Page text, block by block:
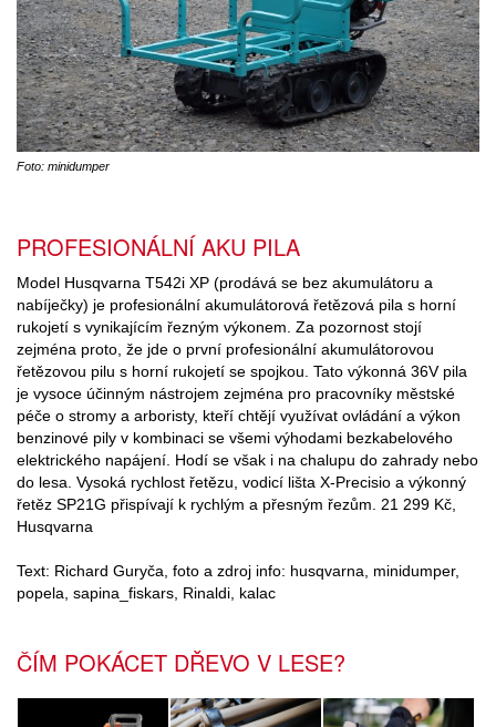
Foto: minidumper
PROFESIONÁLNÍ AKU PILA
Model Husqvarna T542i XP (prodává se bez akumulátoru a
nabíječky) je profesionální akumulátorová řetězová pila s horní
rukojetí s vynikajícím řezným výkonem. Za pozornost stojí
zejména proto, že jde o první profesionální akumulátorovou
řetězovou pilu s horní rukojetí se spojkou. Tato výkonná 36V pila
je vysoce účinným nástrojem zejména pro pracovníky městské
péče o stromy a arboristy, kteří chtějí využívat ovládání a výkon
benzinové pily v kombinaci se všemi výhodami bezkabelového
elektrického napájení. Hodí se však i na chalupu do zahrady nebo
do lesa. Vysoká rychlost řetězu, vodicí lišta X-Precisio a výkonný
řetěz SP21G přispívají k rychlým a přesným řezům. 21 299 Kč,
Husqvarna
Text: Richard Guryča, foto a zdroj info: husqvarna, minidumper,
popela, sapina_fiskars, Rinaldi, kalac
ČÍM POKÁCET DŘEVO V LESE?